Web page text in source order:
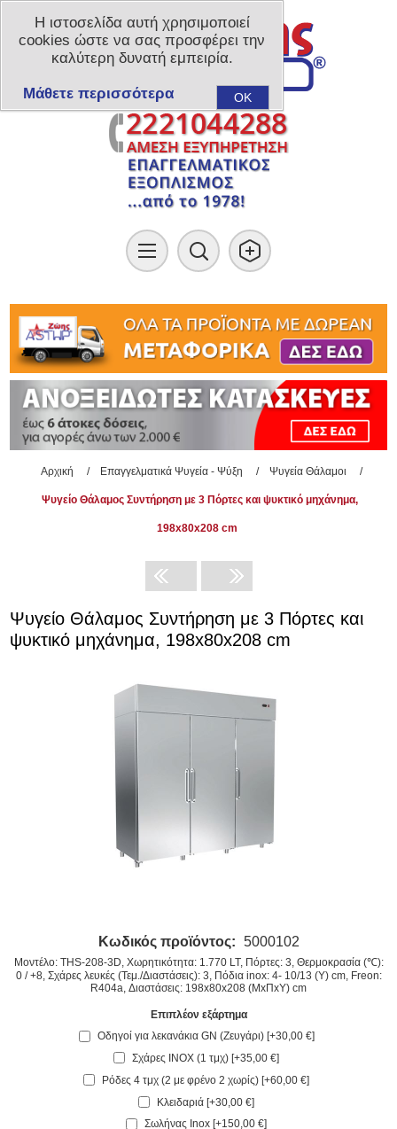
Αρχική / Επαγγελματικά Ψυγεία - Ψύξη / Ψυγεία Θάλαμοι /
Ψυγείο Θάλαμος Συντήρηση με 3 Πόρτες και ψυκτικό μηχάνημα,
198x80x208 cm
Ψυγείο Θάλαμος Συντήρηση με 3 Πόρτες και
ψυκτικό μηχάνημα, 198x80x208 cm
Κωδικός προϊόντος: 5000102
Μοντέλο: THS-208-3D, Χωρητικότητα: 1.770 LT, Πόρτες: 3, Θερμοκρασία (℃):
0 / +8, Σχάρες λευκές (Τεμ./Διαστάσεις): 3, Πόδια inox: 4- 10/13 (Υ) cm, Freon:
R404a, Διαστάσεις: 198x80x208 (ΜxΠxΥ) cm
Επιπλέον εξάρτημα
Οδηγοί για λεκανάκια GN (Ζευγάρι) [+30,00 €]
Σχάρες INOX (1 τμχ) [+35,00 €]
Ρόδες 4 τμχ (2 με φρένο 2 χωρίς) [+60,00 €]
Κλειδαριά [+30,00 €]
Σωλήνας Inox [+150,00 €]
Η ιστοσελίδα αυτή χρησιμοποιεί
cookies ώστε να σας προσφέρει την
καλύτερη δυνατή εμπειρία.
OK
Μάθετε περισσότερα